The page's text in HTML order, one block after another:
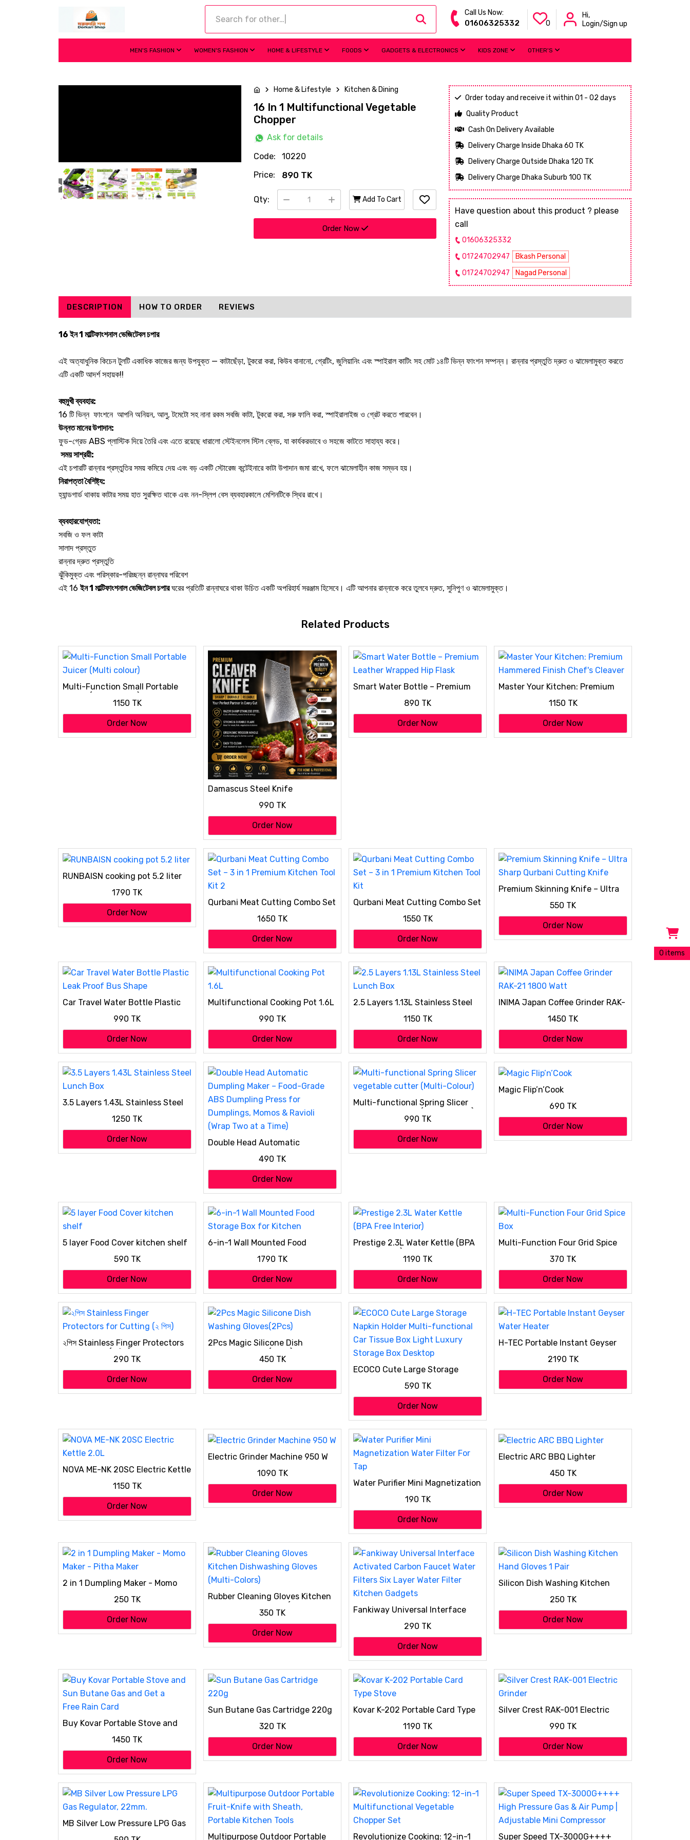
Call Us Now:
01606325332 0
Hi,
Login/Sign up
MEN'S FASHION WOMEN'S FASHION HOME & LIFESTYLE FOODS GADGETS & ELECTRONICS KIDS ZONE OTHER'S
Home & Lifestyle Kitchen & Dining
16 In 1 Multifunctional Vegetable
Chopper
Ask for details
Code:
10220
Price:
890 TK
Qty: Add To Cart
Order Now
Order today and receive it within 01 - 02 days
Quality Product
Cash On Delivery Available
Delivery Charge Inside Dhaka 60 TK
Delivery Charge Outside Dhaka 120 TK
Delivery Charge Dhaka Suburb 100 TK
Have question about this product ? please
call
01606325332
01724702947
Bkash Personal
01724702947
Nagad Personal
DESCRIPTION HOW TO ORDER REVIEWS
16 ইন 1 মাল্টিফাংশনাল ভেজিটেবল চপার
এই অত্যাধুনিক কিচেন টুলটি একাধিক কাজের জন্য উপযুক্ত — কাটাছেঁড়া, টুকরো করা, কিউব বানানো, গ্রেটিং, জুলিয়ানিং এবং স্পাইরাল কাটিং সহ মোট ১৪টি ভিন্ন ফাংশন সম্পন্ন। রান্নার প্রস্তুতি দ্রুত ও ঝামেলামুক্ত করতে
এটি একটি আদর্শ সহায়ক!!
বহুমুখী ব্যবহার:
16 টি ভিন্ন ফাংশনে আপনি অনিয়ন, আলু, টমেটো সহ নানা রকম সবজি কাটা, টুকরো করা, সরু ফালি করা, স্পাইরালাইজ ও গ্রেট করতে পারবেন।
উন্নত মানের উপাদান:
ফুড-গ্রেড ABS প্লাস্টিক দিয়ে তৈরি এবং এতে রয়েছে ধারালো স্টেইনলেস স্টিল ব্লেড, যা কার্যকরভাবে ও সহজে কাটতে সাহায্য করে।
সময় সাশ্রয়ী:
এই চপারটি রান্নার প্রস্তুতির সময় কমিয়ে দেয় এবং বড় একটি স্টোরেজ কন্টেইনারে কাটা উপাদান জমা রাখে, ফলে ঝামেলাহীন কাজ সম্ভব হয়।
নিরাপত্তা বৈশিষ্ট্য:
হ্যান্ডগার্ড থাকায় কাটার সময় হাত সুরক্ষিত থাকে এবং নন-স্লিপ বেস ব্যবহারকালে মেশিনটিকে স্থির রাখে।
ব্যবহারযোগ্যতা:
সবজি ও ফল কাটা
সালাদ প্রস্তুত
রান্নার দ্রুত প্রস্তুতি
ঝুঁকিমুক্ত এবং পরিস্কার-পরিচ্ছন্ন রান্নাঘর পরিবেশ
এই 16ইন 1 মাল্টিফাংশনাল ভেজিটেবল চপারঘরের প্রতিটি রান্নাঘরে থাকা উচিত একটি অপরিহার্য সরঞ্জাম হিসেবে। এটি আপনার রান্নাকে করে তুলবে দ্রুত, সুনিপুণ ও ঝামেলামুক্ত।
Related Products
Multi-Function Small Portable
Juicer (Multi colour)
1150 TK
Order Now
Damascus Steel Knife
990 TK
Order Now
Smart Water Bottle – Premium
890 TK
Order Now
Master Your Kitchen: Premium
1150 TK
Order Now
RUNBAISN cooking pot 5.2 liter
1790 TK
Order Now
Qurbani Meat Cutting Combo Set
1650 TK
Order Now
Qurbani Meat Cutting Combo Set
1550 TK
Order Now
Premium Skinning Knife – Ultra
550 TK
Order Now
Car Travel Water Bottle Plastic
990 TK
Order Now
Multifunctional Cooking Pot 1.6L
990 TK
Order Now
2.5 Layers 1.13L Stainless Steel
1150 TK
Order Now
INIMA Japan Coffee Grinder RAK-
1450 TK
Order Now
3.5 Layers 1.43L Stainless Steel
1250 TK
Order Now
Double Head Automatic
ABS Dumpling Press for
Dumplings, Momos & Ravioli
(Wrap Two at a Time)
490 TK
Order Now
Multi-functional Spring Slicer
vegetable cutter (Multi-Colour)
990 TK
Order Now
Magic Flip’n’Cook
690 TK
Order Now
5 layer Food Cover kitchen shelf
590 TK
Order Now
6-in-1 Wall Mounted Food
1790 TK
Order Now
Prestige 2.3L Water Kettle (BPA
Free Interior)
1190 TK
Order Now
Multi-Function Four Grid Spice
370 TK
Order Now
২পিস Stainless Finger Protectors
for Cutting (২ পিস)
290 TK
Order Now
2Pcs Magic Silicone Dish
Washing Gloves(2Pcs)
450 TK
Order Now
ECOCO Cute Large Storage
Car Tissue Box Light Luxury
Storage Box Desktop
590 TK
Order Now
H-TEC Portable Instant Geyser
2190 TK
Order Now
NOVA ME-NK 20SC Electric Kettle
1150 TK
Order Now
Electric Grinder Machine 950 W
1090 TK
Order Now
Water Purifier Mini Magnetization
190 TK
Order Now
Electric ARC BBQ Lighter
450 TK
Order Now
2 in 1 Dumpling Maker - Momo
250 TK
Order Now
Rubber Cleaning Gloves Kitchen
Dishwashing Gloves (Multi-
350 TK
Order Now
Fankiway Universal Interface
Filters Six Layer Water Filter
Kitchen Gadgets
290 TK
Order Now
Silicon Dish Washing Kitchen
250 TK
Order Now
Buy Kovar Portable Stove and
Free Rain Card1450 TK
Order Now
Sun Butane Gas Cartridge 220g
320 TK
Order Now
Kovar K-202 Portable Card Type
1190 TK
Order Now
Silver Crest RAK-001 Electric
990 TK
Order Now
MB Silver Low Pressure LPG Gas
Multipurpose Outdoor Portable Revolutionize Cooking: 12-in-1 Super Speed TX-3000G++++
0 items